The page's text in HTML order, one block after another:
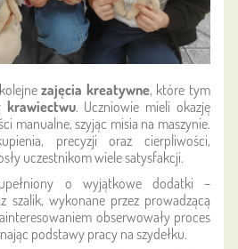
zajęcia kreatywne, które tym
krawiectwu. Uczniowie mieli okazję
manualne, szyjąc misia na maszynie.
precyzji oraz cierpliwości,
uczestnikom wiele satysfakcji.
o wyjątkowe dodatki –
szalik, wykonane przez prowadzącą
obserwowały proces
podstawy pracy na szydełku.